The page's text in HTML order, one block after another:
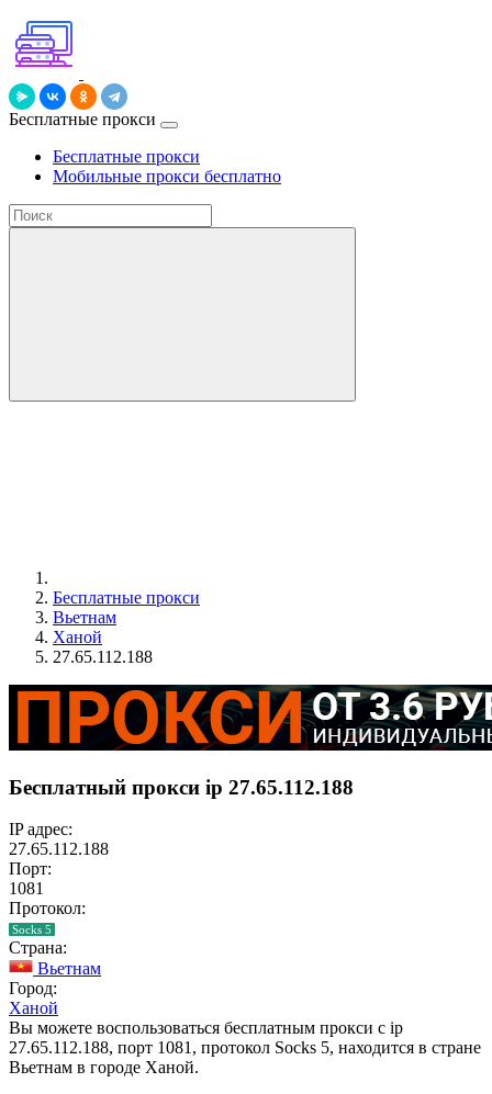
Бесплатные прокси
Бесплатные прокси
Мобильные прокси бесплатно
Бесплатные прокси
Вьетнам
Ханой
27.65.112.188
Бесплатный прокси ip 27.65.112.188
IP адрес:
27.65.112.188
Порт:
1081
Протокол:
Socks 5
Страна:
Вьетнам
Город:
Ханой
Вы можете воспользоваться бесплатным прокси с ip
27.65.112.188, порт 1081, протокол Socks 5, находится в стране
Вьетнам в городе Ханой.